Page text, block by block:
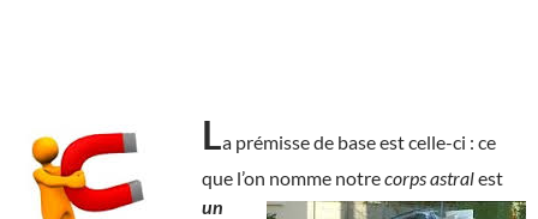
La prémisse de base est celle-ci : ce
que l’on nomme notrecorps astralest
un